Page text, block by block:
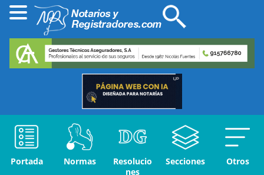
Portada Normas
Resolucio
nes
Secciones Otros